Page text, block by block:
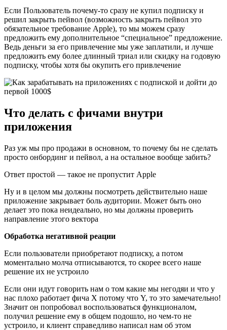
Если Пользователь почему-то сразу не купил подписку и
решил закрыть пейвол (возможность закрыть пейвол это
обязательное требование Apple), то мы можем сразу
предложить ему дополнительное “специальное” предложение.
Ведь деньги за его привлечение мы уже заплатили, и лучше
предложить ему более длинный триал или скидку на годовую
подписку, чтобы хотя бы окупить его привлечение
Что делать с фичами внутри
приложения
Раз уж мы про продажи в основном, то почему бы не сделать
просто онбординг и пейвол, а на остальное вообще забить?
Ответ простой — такое не пропустит Apple
Ну и в целом мы должны посмотреть действительно наше
приложение закрывает боль аудитории. Может быть оно
делает это пока неидеально, но мы должны проверить
направление этого вектора
Обработка негативной реации
Если пользователи приобретают подписку, а потом
моментально молча отписываются, то скорее всего наше
решение их не устроило
Если они идут говорить нам о том какие мы негодяи и что у
нас плохо работает фича X потому что Y, то это замечательно!
Значит он попробовал воспользоваться функционалом,
получил решение ему в общем подошло, но чем-то не
устроило, и клиент справедливо написал нам об этом